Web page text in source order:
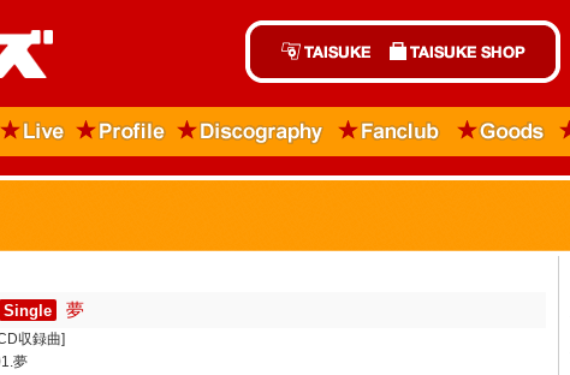
Single 夢
収録曲]
夢